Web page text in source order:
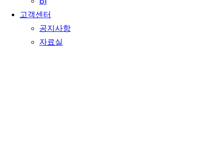
고객센터
공지사항
자료실